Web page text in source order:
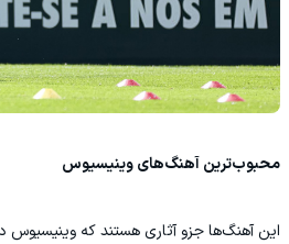
محبوب‌ترین آهنگ‌های وینیسیوس
این آهنگ‌ها جزو آثاری هستند که وینیسیوس